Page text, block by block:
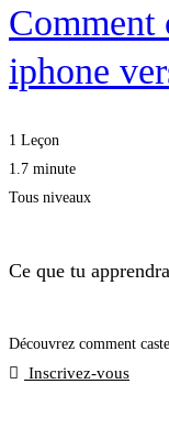
Comment
iphone
1 Leçon
1.7 minute
Tous niveaux
Ce que tu
Découvrez comment
Inscrivez-vous